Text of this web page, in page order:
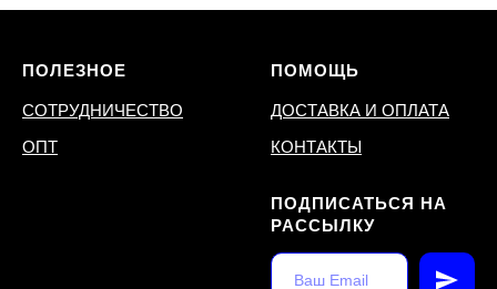
ПОЛЕЗНОЕ
СОТРУДНИЧЕСТВО
ОПТ
ПОМОЩЬ
ДОСТАВКА И ОПЛАТА
КОНТАКТЫ
ПОДПИСАТЬСЯ НА
РАССЫЛКУ